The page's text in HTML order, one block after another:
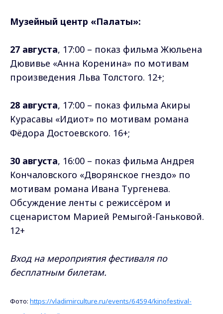
Музейный центр «Палаты»:
27 августа, 17:00 – показ фильма Жюльена
Дювивье «Анна Коренина» по мотивам
произведения Льва Толстого. 12+;
28 августа, 17:00 – показ фильма Акиры
Курасавы «Идиот» по мотивам романа
Фёдора Достоевского. 16+;
30 августа, 16:00 – показ фильма Андрея
Кончаловского «Дворянское гнездо» по
мотивам романа Ивана Тургенева.
Обсуждение ленты с режиссёром и
сценаристом Марией Ремыгой-Ганьковой.
12+
Вход на мероприятия фестиваля по
бесплатным билетам.
Фото: https://vladimirculture.ru/events/64594/kinofestival-